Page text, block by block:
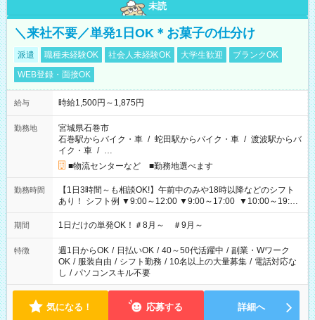
未読
＼来社不要／単発1日OK＊お菓子の仕分け
派遣 職種未経験OK 社会人未経験OK 大学生歓迎
ブランクOK
WEB登録・面接OK
給与 時給1,500円～1,875円
勤務地
宮城県石巻市
石巻駅からバイク・車 / 蛇田駅からバイク・車 / 渡波駅からバ
イク・車 / …
■物流センターなど ■勤務地選べます
勤務時間
【1日3時間～も相談OK!】午前中のみや18時以降などのシフト
あり！ シフト例 ▼9:00～12:00 ▼9:00～17:00 ▼10:00～19:00
▼18:00～21:00
期間 1日だけの単発OK！＃8月～ ＃9月～
特徴 週1日からOK / 日払いOK / 40～50代活躍中 / 副業・Wワーク
OK / 服装自由 / シフト勤務 / 10名以上の大量募集 / 電話対応な
し / パソコンスキル不要
気になる！ 応募する 詳細へ